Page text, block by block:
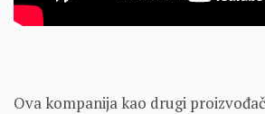
Ova kompanija kao drugi